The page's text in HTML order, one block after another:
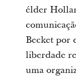
élder
Becket por
liberdade
uma